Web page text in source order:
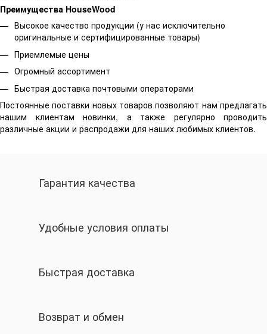
Преимущества HouseWood
Высокое качество продукции (у нас исключительно
оригинальные и сертифицированные товары)
Приемлемые цены
Огромный ассортимент
Быстрая доставка почтовыми операторами
Постоянные поставки новых товаров позволяют нам предлагать
нашим клиентам новинки, а также регулярно проводить
различные акции и распродажи для наших любимых клиентов.
Гарантия качества
Удобные условия оплаты
Быстрая доставка
Возврат и обмен